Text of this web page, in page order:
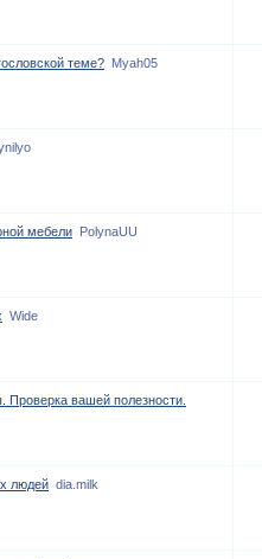
теме? Myah05
мебели PolynaUU
Wide
Проверка вашей полезности.
людей dia.milk